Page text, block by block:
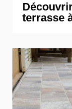
terrasse